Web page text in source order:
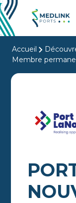
Accueil
Membre